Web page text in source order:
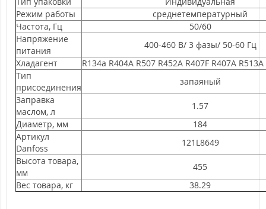
Режим работы
среднетемпературный
Частота, Гц
50/60
Напряжение
питания
400-460 В/ 3 фазы/ 50-60 Гц
Хладагент
R134a R404A R507 R452A R407F R407A
Тип
присоединения
запаяный
Заправка
маслом, л
1.57
Диаметр, мм
184
Артикул
Danfoss
121L8649
Высота товара,
мм
455
Вес товара, кг
38.29